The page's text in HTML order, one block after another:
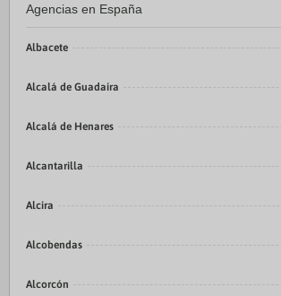
Agencias en España
Albacete
Alcalá de Guadaíra
Alcalá de Henares
Alcantarilla
Alcira
Alcobendas
Alcorcón